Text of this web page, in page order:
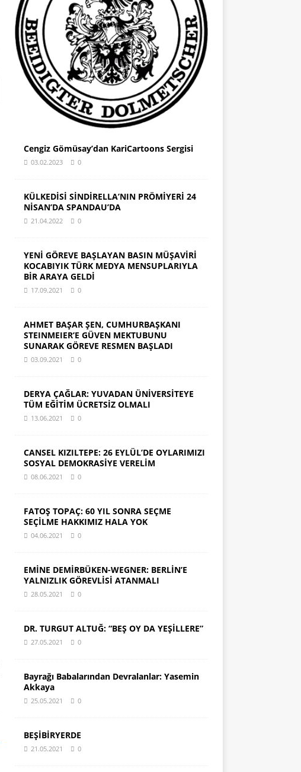
Cengiz Gömüsay’dan KariCartoons Sergisi
03.02.2023 0
KÜLKEDİSİ SİNDİRELLA’NIN PRÖMİYERİ 24
NİSAN’DA SPANDAU’DA
21.04.2022 0
YENİ GÖREVE BAŞLAYAN BASIN MÜŞAVİRİ
KOCABIYIK TÜRK MEDYA MENSUPLARIYLA
BİR ARAYA GELDİ
17.09.2021 0
AHMET BAŞAR ŞEN, CUMHURBAŞKANI
STEINMEIER’E GÜVEN MEKTUBUNU
SUNARAK GÖREVE RESMEN BAŞLADI
03.09.2021 0
DERYA ÇAĞLAR: YUVADAN ÜNİVERSİTEYE
TÜM EĞİTİM ÜCRETSİZ OLMALI
13.06.2021 0
CANSEL KIZILTEPE: 26 EYLÜL’DE OYLARIMIZI
SOSYAL DEMOKRASİYE VERELİM
08.06.2021 0
FATOŞ TOPAÇ: 60 YIL SONRA SEÇME
SEÇİLME HAKKIMIZ HALA YOK
04.06.2021 0
EMİNE DEMİRBÜKEN-WEGNER: BERLİN’E
YALNIZLIK GÖREVLİSİ ATANMALI
28.05.2021 0
DR. TURGUT ALTUĞ: “BEŞ OY DA YEŞİLLERE”
27.05.2021 0
Bayrağı Babalarından Devralanlar: Yasemin
Akkaya
25.05.2021 0
BEŞİBİRYERDE
21.05.2021 0